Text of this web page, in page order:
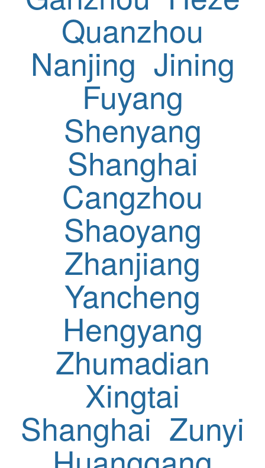
Quanzhou
Nanjing Jining
Fuyang
Shenyang
Shanghai
Cangzhou
Shaoyang
Zhanjiang
Yancheng
Hengyang
Zhumadian
Xingtai
Shanghai Zunyi